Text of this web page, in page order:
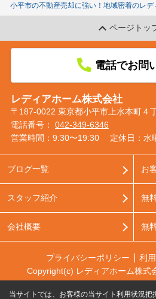
小平市の不動産売却に強い！地域密着のレデ
ページトッ
電話でお問
レディアホーム株式会社
〒187-0022 東京都小平市上水本町４
電話番号： 042-349-6346
営業時間：9:30〜19:30
定休日：水
ブログ一覧
スタッフ紹介
会社概要
お
無
無
プライバシーポリシー 利
Copyright(c) レディアホーム株式
当サイトでは、お客様の当サイト利用状況把